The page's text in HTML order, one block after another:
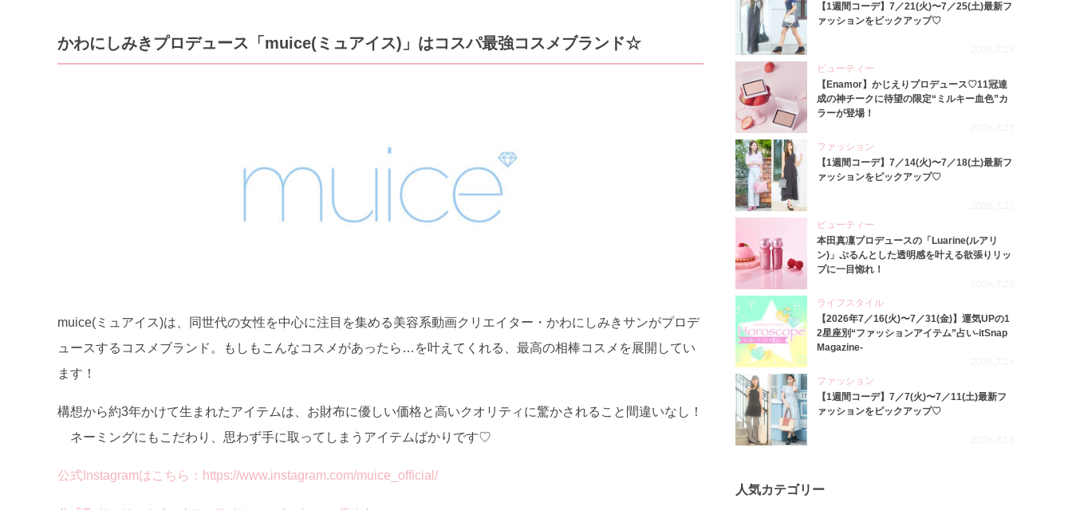
かわにしみきプロデュース「muice(ミュアイス)」はコスパ最強コスメブランド☆
muice(ミュアイス)は、同世代の女性を中心に注目を集める美容系動画クリエイター・かわにしみきサンがプロデ
ュースするコスメブランド。もしもこんなコスメがあったら…を叶えてくれる、最高の相棒コスメを展開してい
ます！
構想から約3年かけて生まれたアイテムは、お財布に優しい価格と高いクオリティに驚かされること間違いなし！
ネーミングにもこだわり、思わず手に取ってしまうアイテムばかりです♡
公式Instagramはこちら：https://www.instagram.com/muice_official/
【1週間コーデ】7／21(火)〜7／25(土)最新フ
ァッションをピックアップ♡
2026.7.29
ビューティー
【Enamor】かじえりプロデュース♡11冠達
成の神チークに待望の限定“ミルキー血色”カ
ラーが登場！
2026.7.27
ファッション
【1週間コーデ】7／14(火)〜7／18(土)最新フ
ァッションをピックアップ♡
2026.7.23
ビューティー
本田真凜プロデュースの「Luarine(ルアリ
ン)」ぷるんとした透明感を叶える欲張りリッ
プに一目惚れ！
2026.7.22
ライフスタイル
【2026年7／16(火)〜7／31(金)】運気UPの1
2星座別“ファッションアイテム”占い-itSnap
Magazine-
2026.7.16
ファッション
【1週間コーデ】7／7(火)〜7／11(土)最新フ
ァッションをピックアップ♡
2026.7.15
人気カテゴリー